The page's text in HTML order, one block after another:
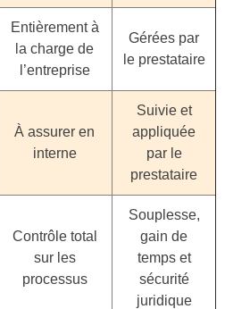
Entièrement à
la charge de
l’entreprise
Gérées par
le prestataire
À assurer en
interne
Suivie et
appliquée
par le
prestataire
Contrôle total
sur les
processus
Souplesse,
gain de
temps et
sécurité
juridique